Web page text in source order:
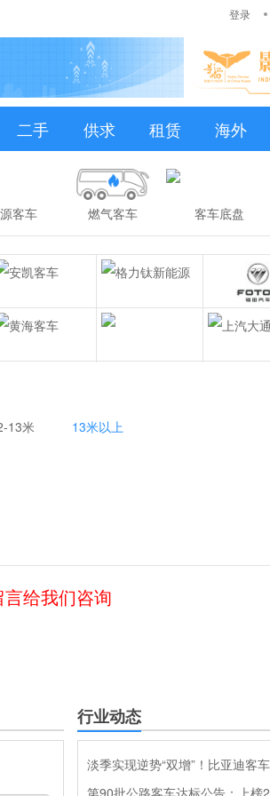
登录
二手 供求 租赁 海外
客车 燃气客车 客车底盘
13米 13米以上
给我们咨询
行业动态